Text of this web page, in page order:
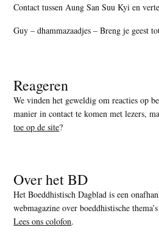
Contact tussen Aung San Suu Kyi en
Guy – dhammazaadjes – Breng je geest
Reageren
We vinden het geweldig om reacties op
manier in contact te komen met lezers,
toe op de site?
Over het BD
Het Boeddhistisch Dagblad is een
webmagazine over boeddhistische
Lees ons colofon.